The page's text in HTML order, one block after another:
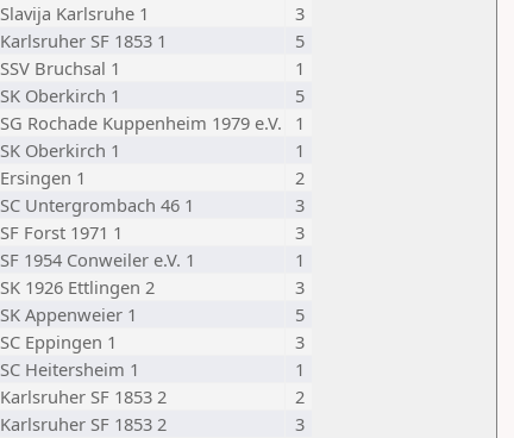
Slavija Karlsruhe 1
3
Karlsruher SF 1853 1
5
SSV Bruchsal 1
1
SK Oberkirch 1
5
SG Rochade Kuppenheim 1979 e.V.
1
SK Oberkirch 1
1
Ersingen 1
2
SC Untergrombach 46 1
3
SF Forst 1971 1
3
SF 1954 Conweiler e.V. 1
1
SK 1926 Ettlingen 2
3
SK Appenweier 1
5
SC Eppingen 1
3
SC Heitersheim 1
1
Karlsruher SF 1853 2
2
Karlsruher SF 1853 2
3